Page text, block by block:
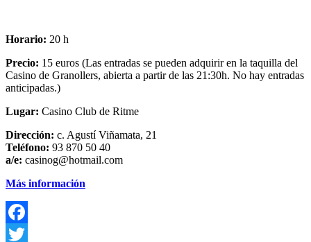
Horario: 20 h
Precio: 15 euros (Las entradas se pueden adquirir en la taquilla del
Casino de Granollers, abierta a partir de las 21:30h. No hay entradas
anticipadas.)
Lugar: Casino Club de Ritme
Dirección: c. Agustí Viñamata, 21
Teléfono: 93 870 50 40
a/e: casinog@hotmail.com
Más información